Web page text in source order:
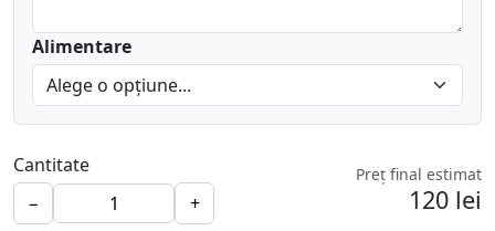
Alimentare
Cantitate
−
+
Preț final estimat
120 lei